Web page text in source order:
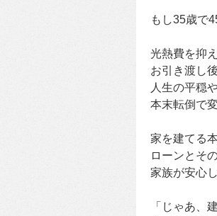
もし35歳で
光熱費を抑
お引き渡し
人生の平穏
本末転倒で
家を建てる
ローンとそ
家族が安心
「じゃあ、